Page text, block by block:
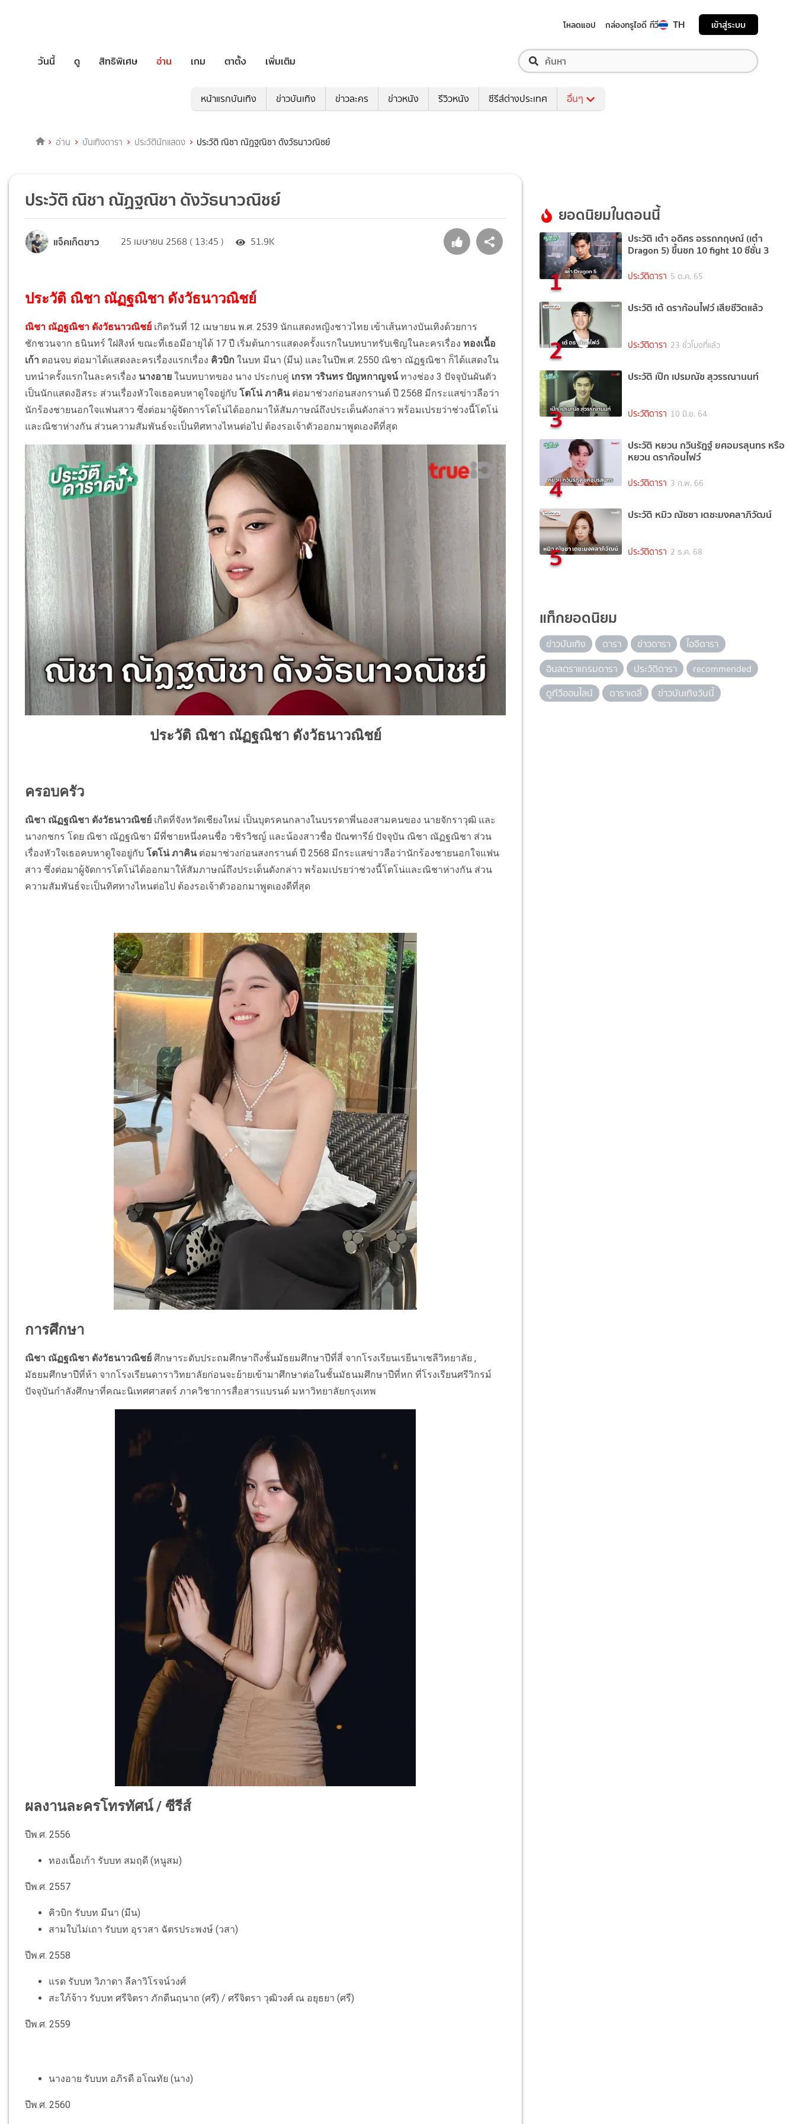
โหลดแอป กล่องทรูไอดี ทีวี TH เข้าสู่ระบบ
วันนี้ ดู สิทธิพิเศษ อ่าน เกม ตาตั้ง เพิ่มเติม
หน้าแรกบันเทิง ข่าวบันเทิง ข่าวละคร ข่าวหนัง รีวิวหนัง ซีรีส์ต่างประเทศ อื่นๆ
อ่าน บันเทิงดารา ประวัตินักแสดง ประวัติ ณิชา ณัฏฐณิชา ดังวัธนาวณิชย์
ประวัติ ณิชา ณัฏฐณิชา ดังวัธนาวณิชย์
แจ็คเก็ตขาว 25 เมษายน 2568 ( 13:45 ) 51.9K
ประวัติ ณิชา ณัฏฐณิชา ดังวัธนาวณิชย์
ณิชา ณัฏฐณิชา ดังวัธนาวณิชย์ เกิดวันที่ 12 เมษายน พ.ศ. 2539 นักแสดงหญิงชาวไทย เข้าเส้นทางบันเทิงด้วยการ
ชักชวนจาก ธนินทร์ ใฝสิงห์ ขณะที่เธอมีอายุได้ 17 ปี เริ่มต้นการแสดงครั้งแรกในบทบาทรับเชิญในละครเรื่องทองเนื้อ
เก้า ตอนจบ ต่อมาได้แสดงละครเรื่องแรกเรื่อง คิวบิก ในบท มีนา (มีน) และในปีพ.ศ. 2550 ณิชา ณัฏฐณิชา ก็ได้แสดงใน
บทนำครั้งแรกในละครเรื่อง นางอาย ในบทบาทของ นาง ประกบคู่ เกรท วรินทร ปัญหกาญจน์ทางช่อง 3 ปัจจุบันผันตัว
เป็นนักแสดงอิสระ ส่วนเรื่องหัวใจเธอคบหาดูใจอยู่กับ โตโน่ ภาคิน ต่อมาช่วงก่อนสงกรานต์ ปี 2568 มีกระแสข่าวลือว่า
นักร้องชายนอกใจแฟนสาว ซึ่งต่อมาผู้จัดการโตโน่ได้ออกมาให้สัมภาษณ์ถึงประเด็นดังกล่าว พร้อมเปรยว่าช่วงนี้โตโน่
และณิชาห่างกัน ส่วนความสัมพันธ์จะเป็นทิศทางไหนต่อไป ต้องรอเจ้าตัวออกมาพูดเองดีที่สุด
ประวัติ ณิชา ณัฏฐณิชา ดังวัธนาวณิชย์
ครอบครัว
ณิชา ณัฏฐณิชา ดังวัธนาวณิชย์ เกิดที่จังหวัดเชียงใหม่ เป็นบุตรคนกลางในบรรดาพี่นองสามคนของ นายจักราวุฒิ และ
นางกชกร โดย ณิชา ณัฏฐณิชา มีพี่ชายหนึ่งคนชื่อ วชิรวิชญ์ และน้องสาวชื่อ ปัณฑารีย์ ปัจจุบัน ณิชา ณัฏฐณิชา ส่วน
เรื่องหัวใจเธอคบหาดูใจอยู่กับ โตโน่ ภาคิน ต่อมาช่วงก่อนสงกรานต์ ปี 2568 มีกระแสข่าวลือว่านักร้องชายนอกใจแฟน
สาว ซึ่งต่อมาผู้จัดการโตโน่ได้ออกมาให้สัมภาษณ์ถึงประเด็นดังกล่าว พร้อมเปรยว่าช่วงนี้โตโน่และณิชาห่างกัน ส่วน
ความสัมพันธ์จะเป็นทิศทางไหนต่อไป ต้องรอเจ้าตัวออกมาพูดเองดีที่สุด
การศึกษา
ณิชา ณัฏฐณิชา ดังวัธนาวณิชย์ ศึกษาระดับประถมศึกษาถึงชั้นมัธยมศึกษาปีที่สี่ จากโรงเรียนเรยีนาเชลีวิทยาลัย ,
มัธยมศึกษาปีที่ห้า จากโรงเรียนดาราวิทยาลัยก่อนจะย้ายเข้ามาศึกษาต่อในชั้นมัธนมศึกษาปีที่หก ที่โรงเรียนศรีวิกรม์
ปัจจุบันกำลังศึกษาที่คณะนิเทศศาสตร์ ภาควิชาการสื่อสารแบรนด์ มหาวิทยาลัยกรุงเทพ
ผลงานละครโทรทัศน์ / ซีรีส์
ปีพ.ศ. 2556
ทองเนื้อเก้า รับบท สมฤดี (หนูสม)
ปีพ.ศ. 2557
คิวบิก รับบท มีนา (มีน)
สามใบไม่เถา รับบท อุรวสา ฉัตรประพงษ์ (วสา)
ปีพ.ศ. 2558
แรด รับบท วิภาดา ลีลาวิโรจน์วงศ์
สะใภ้จ้าว รับบท ศรีจิตรา ภักดีนฤนาถ (ศรี) / ศรีจิตรา วุฒิวงศ์ ณ อยุธยา (ศรี)
ปีพ.ศ. 2559
นางอาย รับบท อภิรดี อโณทัย (นาง)
ปีพ.ศ. 2560
ยอดนิยมในตอนนี้
1
ประวัติ เต๋า อดิศร อรรถกฤษณ์ (เต๋า
Dragon 5) ขึ้นชก 10 fight 10 ซีซั่น 3
ประวัติดารา 5 ต.ค. 65
2
ประวัติ เต้ ดราก้อนไฟว์ เสียชีวิตแล้ว
ประวัติดารา 23 ชั่วโมงที่แล้ว
3
ประวัติ เป๊ก เปรมณัช สุวรรณานนท์
ประวัติดารา 10 มิ.ย. 64
4
ประวัติ หยวน กวินรัฎฐ์ ยศอมรสุนทร หรือ
หยวน ดราก้อนไฟว์
ประวัติดารา 3 ก.พ. 66
5
ประวัติ หมิว ณัชชา เตชะมงคลาภิวัฒน์
ประวัติดารา 2 ธ.ค. 68
แท็กยอดนิยม
ข่าวบันเทิง ดารา ข่าวดารา
ไอจีดารา
อินสตราแกรมดารา
ประวัติดารา
recommended
ดูทีวีออนไลน์
ดาราเดลี่ ข่าวบันเทิงวันนี้